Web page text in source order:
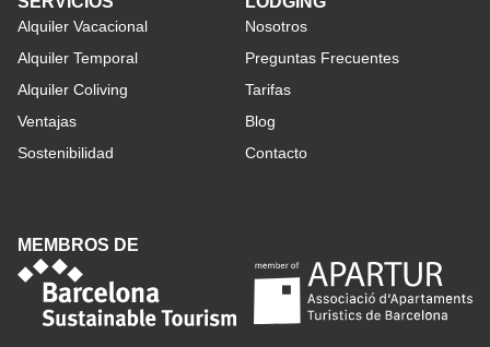
Alquiler Vacacional
Alquiler Temporal
Alquiler Coliving
Ventajas
Sostenibilidad
Nosotros
Preguntas Frecuentes
Tarifas
Blog
Contacto
MEMBROS DE